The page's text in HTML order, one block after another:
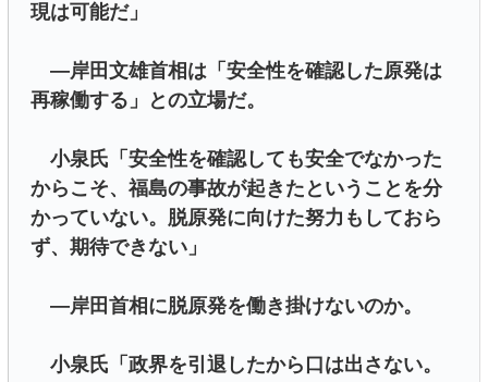
現は可能だ」
―岸田文雄首相は「安全性を確認した原発は
再稼働する」との立場だ。
小泉氏「安全性を確認しても安全でなかった
からこそ、福島の事故が起きたということを分
かっていない。脱原発に向けた努力もしておら
ず、期待できない」
―岸田首相に脱原発を働き掛けないのか。
小泉氏「政界を引退したから口は出さない。